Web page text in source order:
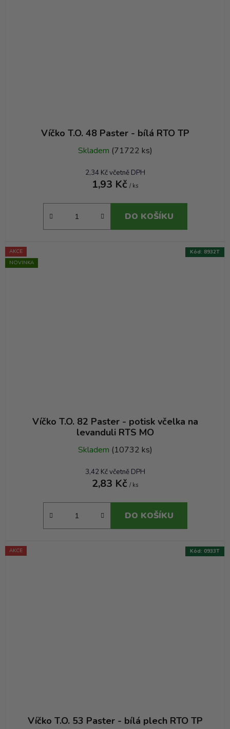
Víčko T.O. 48 Paster - bílá RTO TP
Skladem (71722 ks)
2,34 Kč včetně DPH
1,93 Kč / ks
DO KOŠÍKU
AKCE
NOVINKA
Víčko T.O. 82 Paster - potisk včelka na
levanduli RTS MO
Skladem (10732 ks)
3,42 Kč včetně DPH
2,83 Kč / ks
DO KOŠÍKU
Kód: 8932T
AKCE
Víčko T.O. 53 Paster - bílá plech RTO TP
Kód: 0933T